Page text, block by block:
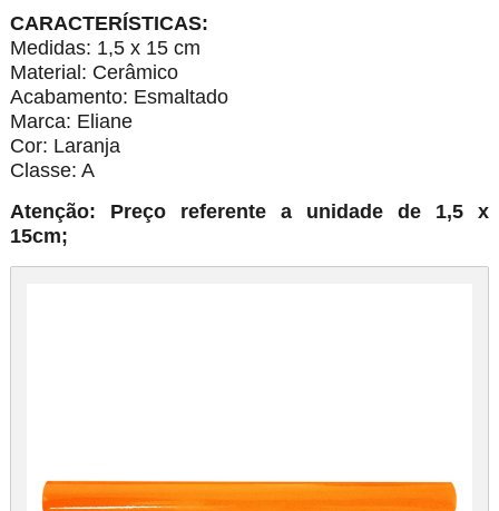
CARACTERÍSTICAS:
Medidas: 1,5 x 15 cm
Material: Cerâmico
Acabamento: Esmaltado
Marca: Eliane
Cor: Laranja
Classe: A
Atenção: Preço referente a unidade de 1,5 x
15cm;